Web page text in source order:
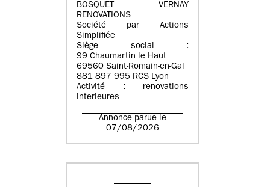
BOSQUET VERNAY
RENOVATIONS
Société par Actions
Simplifiée
Siège social :
99 Chaumartin le Haut
69560 Saint-Romain-en-Gal
881 897 995 RCS Lyon
Activité : renovations
interieures
Annonce parue le
07/08/2026